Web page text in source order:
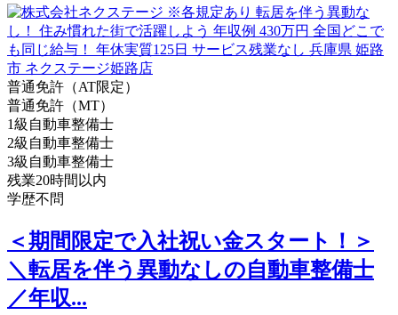
普通免許（AT限定）
普通免許（MT）
1級自動車整備士
2級自動車整備士
3級自動車整備士
残業20時間以内
学歴不問
＜期間限定で入社祝い金スタート！＞
＼転居を伴う異動なしの自動車整備士
／年収...